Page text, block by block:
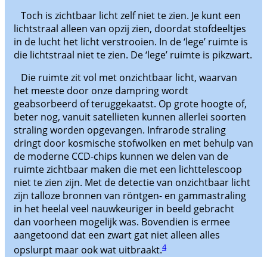
Toch is zichtbaar licht zelf niet te zien. Je kunt een
lichtstraal alleen van opzij zien, doordat stofdeeltjes
in de lucht het licht verstrooien. In de ‘lege’ ruimte is
die lichtstraal niet te zien. De ‘lege’ ruimte is pikzwart.
Die ruimte zit vol met onzichtbaar licht, waarvan
het meeste door onze dampring wordt
geabsorbeerd of teruggekaatst. Op grote hoogte of,
beter nog, vanuit satellieten kunnen allerlei soorten
straling worden opgevangen. Infrarode straling
dringt door kosmische stofwolken en met behulp van
de moderne CCD-chips kunnen we delen van de
ruimte zichtbaar maken die met een lichttelescoop
niet te zien zijn. Met de detectie van onzichtbaar licht
zijn talloze bronnen van röntgen- en gammastraling
in het heelal veel nauwkeuriger in beeld gebracht
dan voorheen mogelijk was. Bovendien is ermee
aangetoond dat een zwart gat niet alleen alles
opslurpt maar ook wat uitbraakt.4